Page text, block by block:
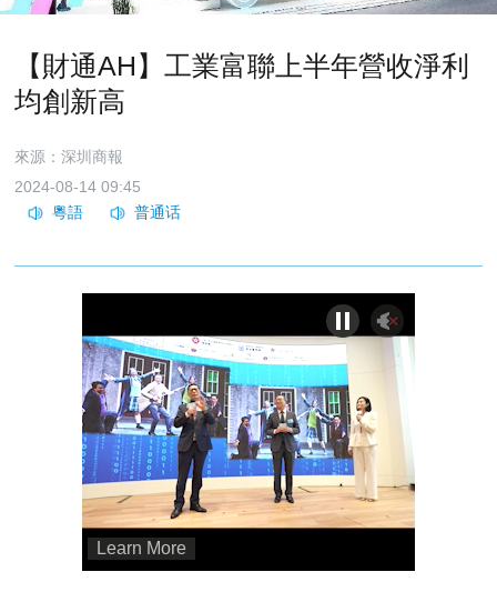
【財通AH】工業富聯上半年營收淨利
均創新高
來源：深圳商報
2024-08-14 09:45